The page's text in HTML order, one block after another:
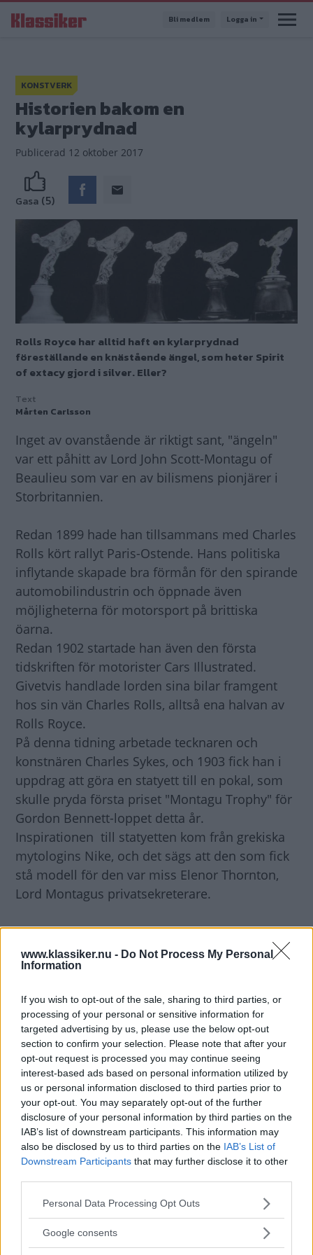
www.klassiker.nu - Do Not Process My Personal
Information
If you wish to opt-out of the sale, sharing to third parties, or
processing of your personal or sensitive information for
targeted advertising by us, please use the below opt-out
section to confirm your selection. Please note that after your
opt-out request is processed you may continue seeing
interest-based ads based on personal information utilized by
us or personal information disclosed to third parties prior to
your opt-out. You may separately opt-out of the further
disclosure of your personal information by third parties on the
IAB’s list of downstream participants. This information may
also be disclosed by us to third parties on the IAB’s List of
Downstream Participants that may further disclose it to other
Please note that this website/app uses one or more Google
not limited to your visit or usage behaviour. You may click to
Personal Data Processing Opt Outs
Google consents
till
Bli medlem Logga in
KONSTVERK
Historien bakom en
kylarprydnad
Publicerad 12 oktober 2017
Gasa (5)
Rolls Royce har alltid haft en kylarprydnad
föreställande en knästående ängel, som heter Spirit
of extacy gjord i silver. Eller?
Text
Mårten Carlsson
Inget av ovanstående är riktigt sant, "ängeln"
var ett påhitt av Lord John Scott-Montagu of
Beaulieu som var en av bilismens pionjärer i
Storbritannien.
Redan 1899 hade han tillsammans med Charles
Rolls kört rallyt Paris-Ostende. Hans politiska
inflytande skapade bra förmån för den spirande
automobilindustrin och öppnade även
möjligheterna för motorsport på brittiska
öarna.
Redan 1902 startade han även den första
tidskriften för motorister Cars Illustrated.
Givetvis handlade lorden sina bilar framgent
hos sin vän Charles Rolls, alltså ena halvan av
Rolls Royce.
På denna tidning arbetade tecknaren och
konstnären Charles Sykes, och 1903 fick han i
uppdrag att göra en statyett till en pokal, som
skulle pryda första priset "Montagu Trophy" för
Gordon Bennett-loppet detta år.
Inspirationen till statyetten kom från grekiska
mytologins Nike, och det sägs att den som fick
stå modell för den var miss Elenor Thornton,
Lord Montagus privatsekreterare.
Hur det nu var med miss Thorntons faktiska
inblandning kan man tvista om men
slutresultatet blev slående likt henne. Lord
det blev inte bara en trofé utan den kom att
pryda lordens alla Rolls Royce-bilar också,
kylarprydnaden gavs namnet "Whisper".
Nu nappade själva Rolls Royce på den vackra
skulpturen, ytterligare en uppdatering av
"Whisper" gjordes av Sykes, nu med miss
Thornton mer uppblandad i den klassiska
tolkningen av gudinnan Nikes skepnad och nu
kom statyetten att kallas för "Spirit of Extacy"
istället.
Från och med 1912 kom den då att pryda
kylaren på Rolls Royce alla modeller.